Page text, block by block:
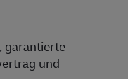
garantierte
und